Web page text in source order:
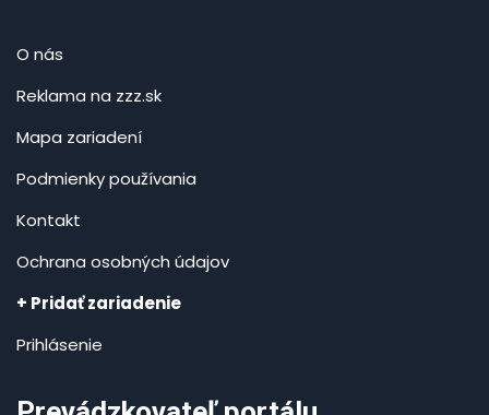
O nás
Reklama na zzz.sk
Mapa zariadení
Podmienky používania
Kontakt
Ochrana osobných údajov
+ Pridať zariadenie
Prihlásenie